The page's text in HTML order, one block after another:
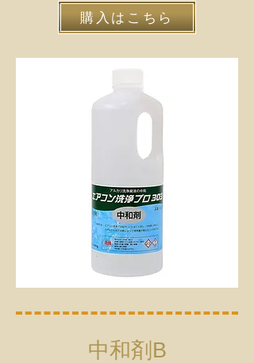
購入はこちら
中和剤B